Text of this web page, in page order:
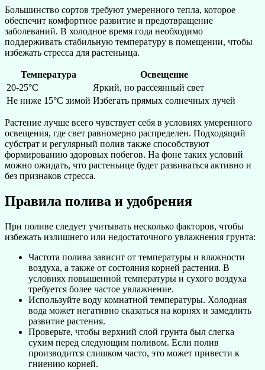
Большинство сортов требуют умеренного тепла, которое
обеспечит комфортное развитие и предотвращение
заболеваний. В холодное время года необходимо
поддерживать стабильную температуру в помещении, чтобы
избежать стресса для растеньица.
Температура
Освещение
20-25°C
Яркий, но рассеянный свет
Не ниже 15°C зимой Избегать прямых солнечных лучей
Растение лучше всего чувствует себя в условиях умеренного
освещения, где свет равномерно распределен. Подходящий
субстрат и регулярный полив также способствуют
формированию здоровых побегов. На фоне таких условий
можно ожидать, что растеньице будет развиваться активно и
без признаков стресса.
Правила полива и удобрения
При поливе следует учитывать несколько факторов, чтобы
избежать излишнего или недостаточного увлажнения грунта:
Частота полива зависит от температуры и влажности
воздуха, а также от состояния корней растения. В
условиях повышенной температуры и сухого воздуха
требуется более частое увлажнение.
Используйте воду комнатной температуры. Холодная
вода может негативно сказаться на корнях и замедлить
развитие растения.
Проверьте, чтобы верхний слой грунта был слегка
сухим перед следующим поливом. Если полив
производится слишком часто, это может привести к
гниению корней.